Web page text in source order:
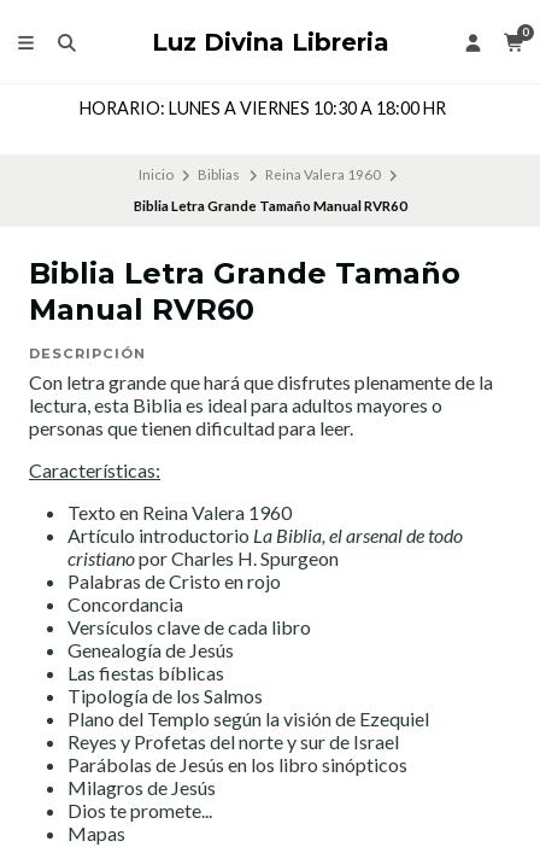
Luz Divina Libreria 0
HORARIO: LUNES A VIERNES 10:30 A 18:00 HR
Inicio Biblias
Reina Valera 1960
Biblia Letra Grande Tamaño Manual RVR60
Biblia Letra Grande Tamaño
Manual RVR60
DESCRIPCIÓN
Con letra grande que hará que disfrutes plenamente de la
lectura, esta Biblia es ideal para adultos mayores o
personas que tienen dificultad para leer.
Características:
Texto en Reina Valera 1960
Artículo introductorio La Biblia, el arsenal de todo
cristianopor Charles H. Spurgeon
Palabras de Cristo en rojo
Concordancia
Versículos clave de cada libro
Genealogía de Jesús
Las fiestas bíblicas
Tipología de los Salmos
Plano del Templo según la visión de Ezequiel
Reyes y Profetas del norte y sur de Israel
Parábolas de Jesús en los libro sinópticos
Milagros de Jesús
Dios te promete...
Mapas